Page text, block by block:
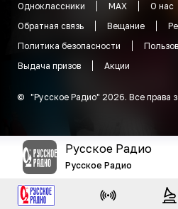
Одноклассники
MAX О нас
Обратная связь
Вещание
Политика безопасности
Выдача призов
Акции
© "Русское Радио" 2026. Все права
Русское Радио
Русское Радио